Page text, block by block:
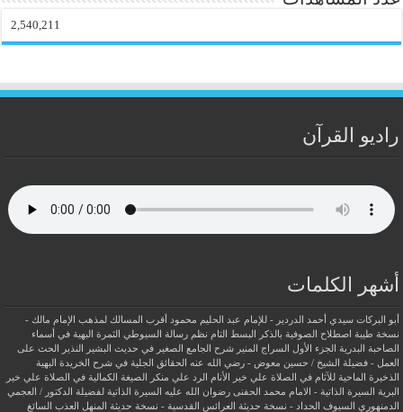
2,540,211
راديو القرآن
أشهر الكلمات
أبو البركات سيدي أحمد الدردير - للإمام عبد الحليم محمود
أقرب المسالك لمذهب الإمام مالك -
نسخة طيبة اصطلاح الصوفية بالذكر البسط التام نظم رسالة السيوطي
الثمرة البهية في أسماء
الصاحبة البدرية
الجزء الأول السراج المنير شرح الجامع الصغير في حديث البشير النذير
الحث على
العمل - فضيلة الشيخ / حسين معوض - رضي الله عنه
الحقائق الجلية في شرح الخريدة البهية
الذخيرة الماحية للآثام في الصلاة علي خير الأنام
الرد علي منكر الصيغة الكمالية في الصلاة علي خير
البرية
السيرة الذاتية - الامام محمد الحفنى رضوان الله عليه
السيرة الذاتية لفضيلة الدكتور / العجمي
الدمنهوري
السيوف الحداد - نسخة حديثة العرائس القدسية - نسخة حديثة
المنهل العذب السائغ